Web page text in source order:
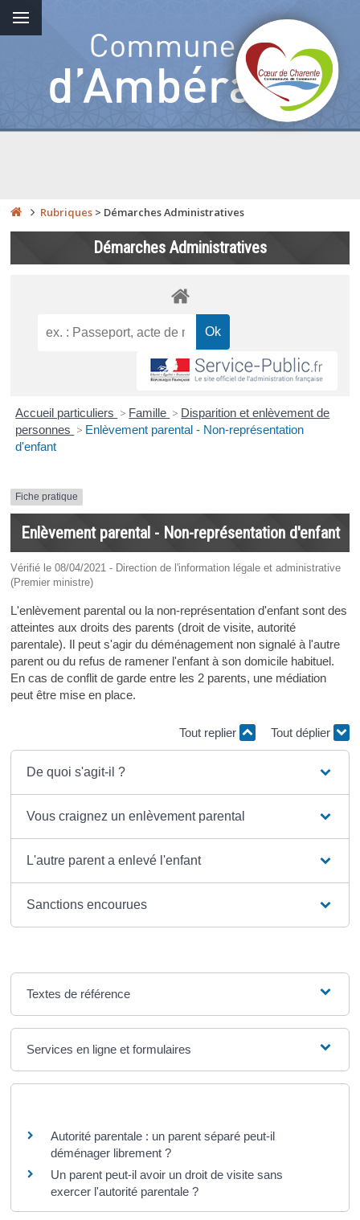
Rubriques > Démarches Administratives
Démarches Administratives
Accueil particuliers > Famille > Disparition et enlèvement de
personnes > Enlèvement parental - Non-représentation
d'enfant
Fiche pratique
Enlèvement parental - Non-représentation d'enfant
Vérifié le 08/04/2021 - Direction de l'information légale et administrative
(Premier ministre)
L'enlèvement parental ou la non-représentation d'enfant sont des
atteintes aux droits des parents (droit de visite, autorité
parentale). Il peut s'agir du déménagement non signalé à l'autre
parent ou du refus de ramener l'enfant à son domicile habituel.
En cas de conflit de garde entre les 2 parents, une médiation
peut être mise en place.
Tout replier Tout déplier
De quoi s'agit-il ?
Vous craignez un enlèvement parental
L'autre parent a enlevé l'enfant
Sanctions encourues
Textes de référence
Services en ligne et formulaires
Autorité parentale : un parent séparé peut-il
déménager librement ?
Un parent peut-il avoir un droit de visite sans
exercer l'autorité parentale ?